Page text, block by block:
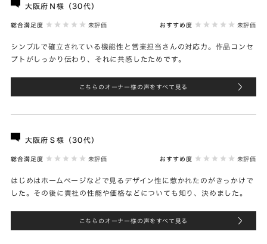
大阪府Ｎ様（30代）
総合満足度 未評価 おすすめ度 未評価
シンプルで確立されている機能性と営業担当さんの対応力。作品コンセ
プトがしっかり伝わり、それに共感したためです。
こちらのオーナー様の声をすべて見る
大阪府Ｓ様（30代）
総合満足度 未評価 おすすめ度 未評価
はじめはホームページなどで見るデザイン性に惹かれたのがきっかけで
した。その後に貴社の性能や価格などについても知り、決めました。
こちらのオーナー様の声をすべて見る